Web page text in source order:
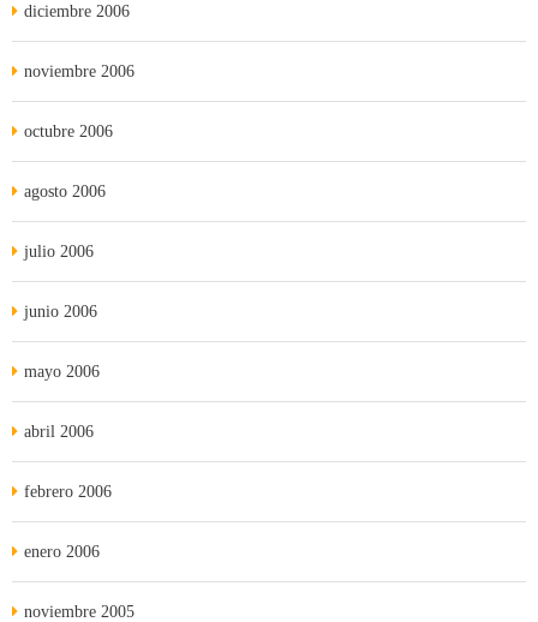
diciembre 2006
noviembre 2006
octubre 2006
agosto 2006
julio 2006
junio 2006
mayo 2006
abril 2006
febrero 2006
enero 2006
noviembre 2005